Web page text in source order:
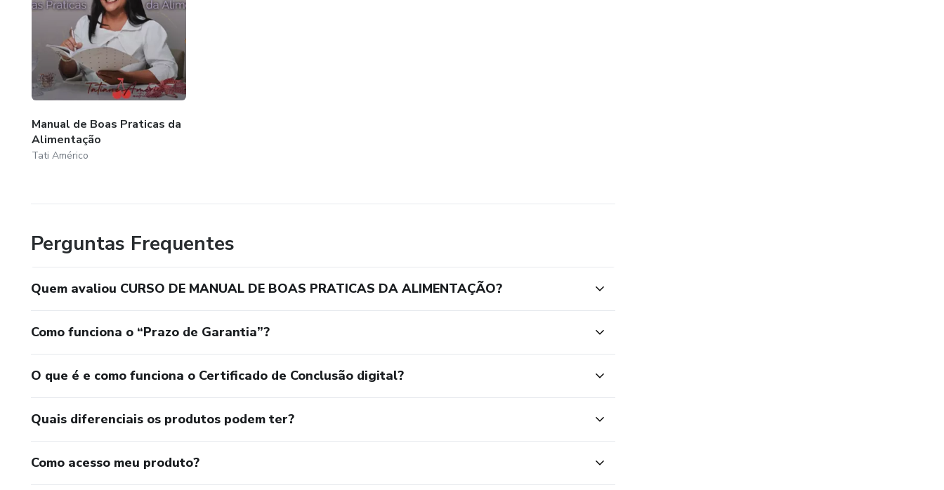
Manual de Boas Praticas da
Alimentação
Tati Américo
Perguntas Frequentes
Quem avaliou CURSO DE MANUAL DE BOAS PRATICAS DA ALIMENTAÇÃO?
Como funciona o “Prazo de Garantia”?
O que é e como funciona o Certificado de Conclusão digital?
Quais diferenciais os produtos podem ter?
Como acesso meu produto?